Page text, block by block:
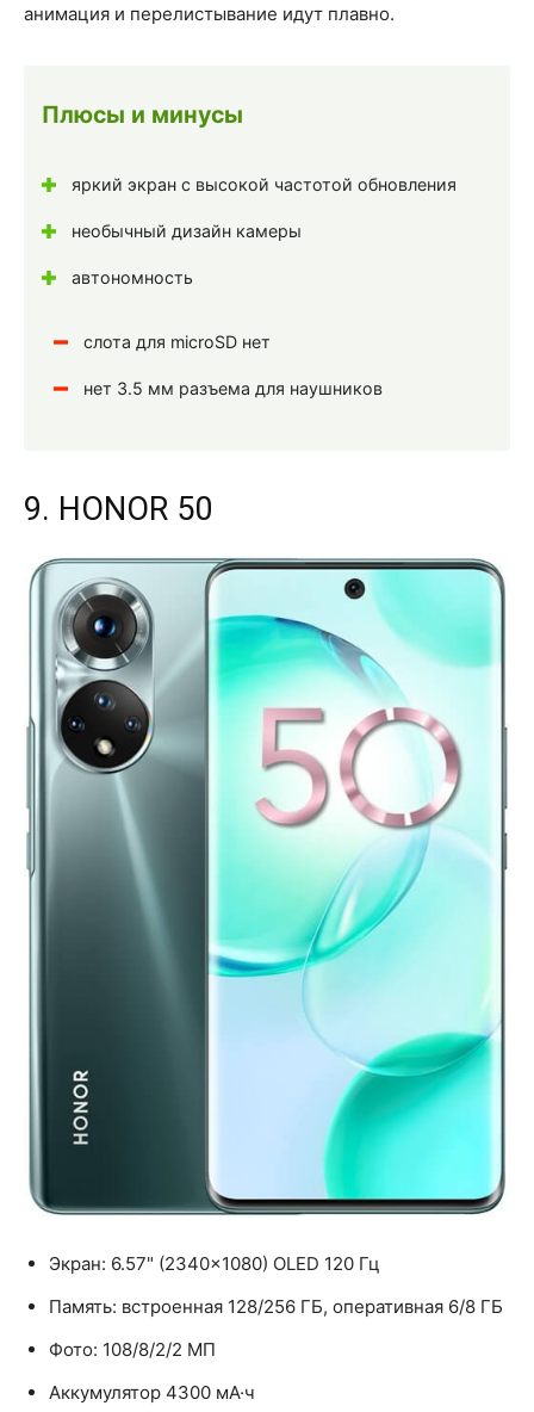
анимация и перелистывание идут плавно.
Плюсы и минусы
яркий экран с высокой частотой обновления
необычный дизайн камеры
автономность
слота для microSD нет
нет 3.5 мм разъема для наушников
9. HONOR 50
Экран: 6.57" (2340×1080) OLED 120 Гц
Память: встроенная 128/256 ГБ, оперативная 6/8 ГБ
Фото: 108/8/2/2 МП
Аккумулятор 4300 мА·ч